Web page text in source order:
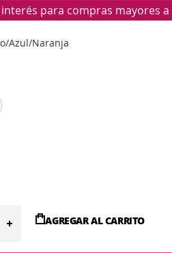
para compras mayores a
Azul/Naranja
AGREGAR AL CARRITO